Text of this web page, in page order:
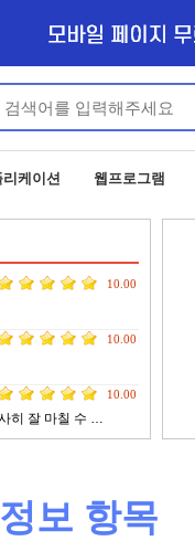
리케이션 웹프로그램
10.00
10.00
히 잘 마칠 수 …
10.00
행으로 잘 마무리…
10.00
보 항목